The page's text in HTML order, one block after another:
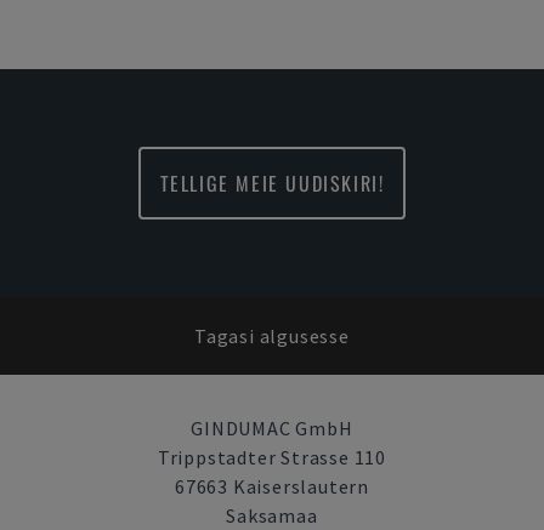
TELLIGE MEIE UUDISKIRI!
Tagasi algusesse
GINDUMAC GmbH
Trippstadter Strasse 110
67663 Kaiserslautern
Saksamaa